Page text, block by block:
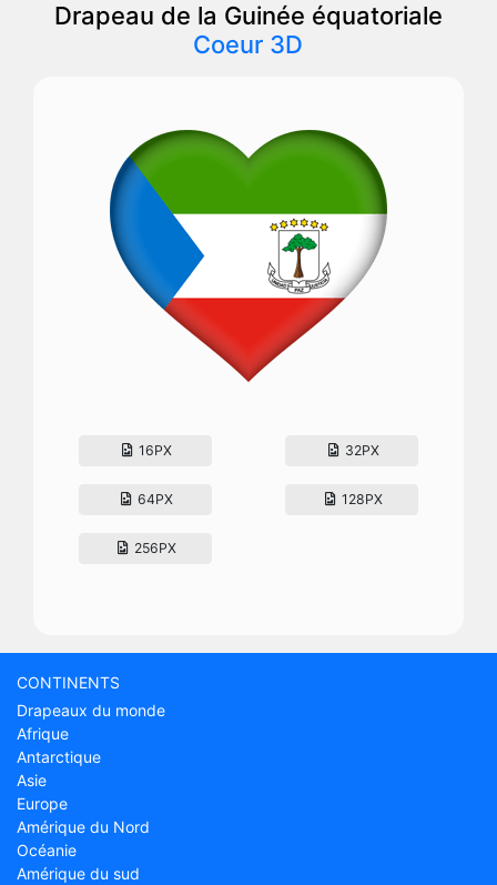
Drapeau de la Guinée équatoriale
Coeur 3D
16PX 32PX
64PX 128PX
256PX
CONTINENTS
Drapeaux du monde
Afrique
Antarctique
Asie
Europe
Amérique du Nord
Océanie
Amérique du sud